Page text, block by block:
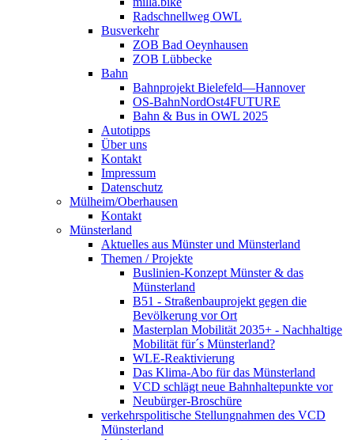
Radschnellweg OWL
Busverkehr
ZOB Bad Oeynhausen
ZOB Lübbecke
Bahn
Bahnprojekt Bielefeld—Hannover
OS-BahnNordOst4FUTURE
Bahn & Bus in OWL 2025
Autotipps
Über uns
Kontakt
Impressum
Datenschutz
Mülheim/Oberhausen
Kontakt
Münsterland
Aktuelles aus Münster und Münsterland
Themen / Projekte
Buslinien-Konzept Münster & das
Münsterland
B51 - Straßenbauprojekt gegen die
Bevölkerung vor Ort
Masterplan Mobilität 2035+ - Nachhaltige
Mobilität für´s Münsterland?
WLE-Reaktivierung
Das Klima-Abo für das Münsterland
VCD schlägt neue Bahnhaltepunkte vor
Neubürger-Broschüre
verkehrspolitische Stellungnahmen des VCD
Münsterland